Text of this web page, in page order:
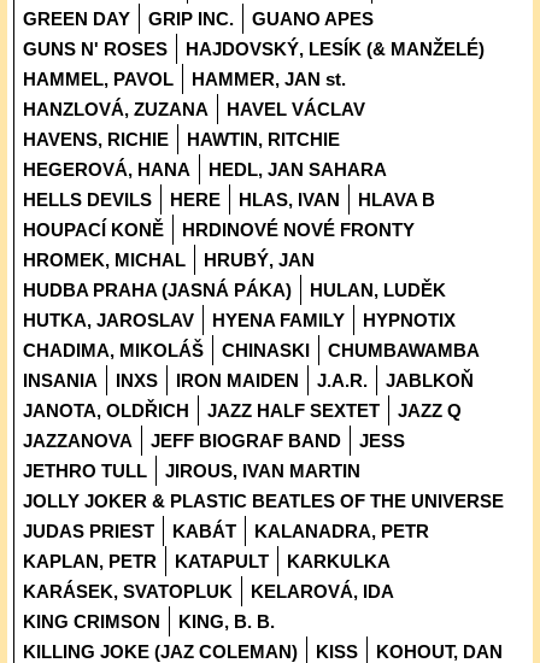
GREEN DAY
GRIP INC.
GUANO APES
GUNS N' ROSES
HAJDOVSKÝ, LESÍK (& MANŽELÉ)
HAMMEL, PAVOL
HAMMER, JAN st.
HANZLOVÁ, ZUZANA
HAVEL VÁCLAV
HAVENS, RICHIE
HAWTIN, RITCHIE
HEGEROVÁ, HANA
HEDL, JAN SAHARA
HELLS DEVILS
HERE HLAS, IVAN
HLAVA B
HOUPACÍ KONĚ
HRDINOVÉ NOVÉ FRONTY
HROMEK, MICHAL
HRUBÝ, JAN
HUDBA PRAHA (JASNÁ PÁKA)
HULAN, LUDĚK
HUTKA, JAROSLAV
HYENA FAMILY
HYPNOTIX
CHADIMA, MIKOLÁŠ
CHINASKI
CHUMBAWAMBA
INSANIA
INXS IRON MAIDEN J.A.R.
JABLKOŇ
JANOTA, OLDŘICH
JAZZ HALF SEXTET
JAZZ Q
JAZZANOVA
JEFF BIOGRAF BAND
JESS
JETHRO TULL
JIROUS, IVAN MARTIN
JOLLY JOKER & PLASTIC BEATLES OF THE UNIVERSE
JUDAS PRIEST
KABÁT
KALANADRA, PETR
KAPLAN, PETR
KATAPULT
KARKULKA
KARÁSEK, SVATOPLUK
KELAROVÁ, IDA
KING CRIMSON
KING, B. B.
KILLING JOKE (JAZ COLEMAN)
KISS
KOHOUT, DAN